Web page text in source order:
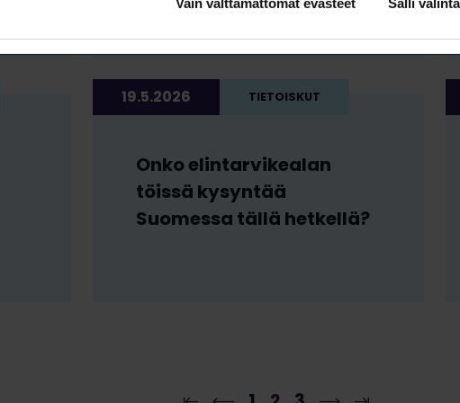
Vain välttämättömät evästeet Salli valinta
19.5.2026 TIETOISKUT
Onko elintarvikealan
töissä kysyntää
Suomessa tällä hetkellä?